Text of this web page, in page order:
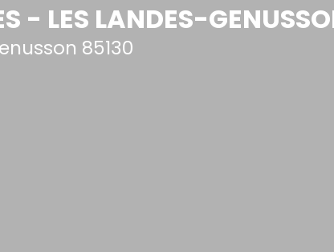
- LES LANDES-
85130